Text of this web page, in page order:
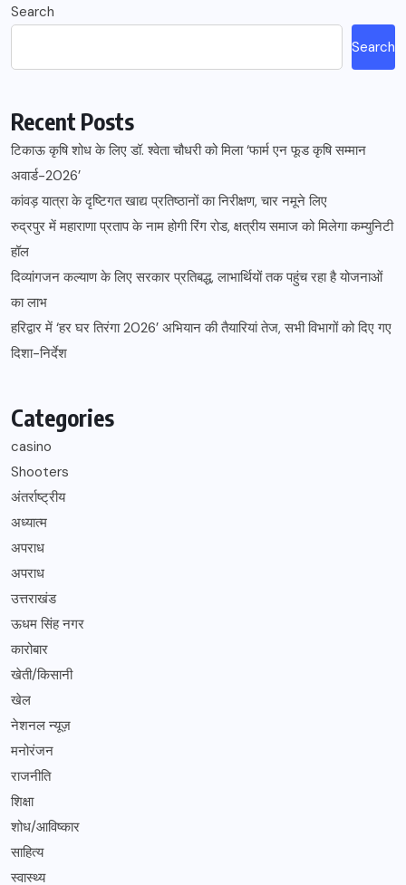
Search
Search
Recent Posts
टिकाऊ कृषि शोध के लिए डॉ. श्वेता चौधरी को मिला ‘फार्म एन फूड कृषि सम्मान
अवार्ड-2026’
कांवड़ यात्रा के दृष्टिगत खाद्य प्रतिष्ठानों का निरीक्षण, चार नमूने लिए
रुद्रपुर में महाराणा प्रताप के नाम होगी रिंग रोड, क्षत्रीय समाज को मिलेगा कम्युनिटी
हॉल
दिव्यांगजन कल्याण के लिए सरकार प्रतिबद्ध, लाभार्थियों तक पहुंच रहा है योजनाओं
का लाभ
हरिद्वार में ‘हर घर तिरंगा 2026’ अभियान की तैयारियां तेज, सभी विभागों को दिए गए
दिशा-निर्देश
Categories
casino
Shooters
अंतर्राष्ट्रीय
अध्यात्म
अपराध
अपराध
उत्तराखंड
ऊधम सिंह नगर
कारोबार
खेती/किसानी
खेल
नेशनल न्यूज़
मनोरंजन
राजनीति
शिक्षा
शोध/आविष्कार
साहित्य
स्वास्थ्य